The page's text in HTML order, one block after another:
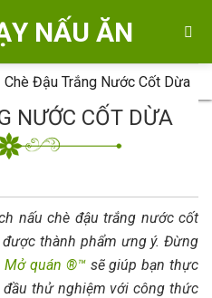
NẤU ĂN
Chè Đậu Trắng Nước Cốt Dừa
NƯỚC CỐT DỪA
nấu chè đậu trắng nước cốt
thành phẩm ưng ý. Đừng
Mở quán ®™sẽ giúp bạn thực
thử nghiệm với công thức